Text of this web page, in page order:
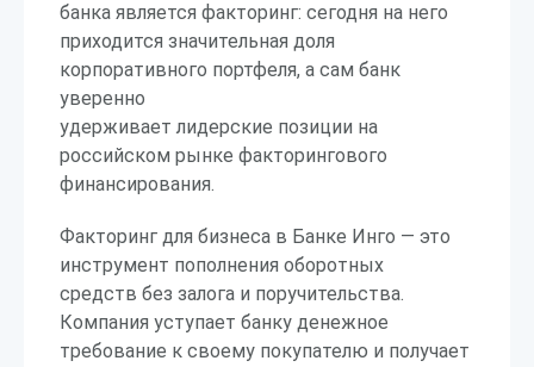
банка является факторинг: сегодня на него
приходится значительная доля
корпоративного портфеля, а сам банк
уверенно
удерживает лидерские позиции на
российском рынке факторингового
финансирования.
Факторинг для бизнеса в Банке Инго — это
инструмент пополнения оборотных
средств без залога и поручительства.
Компания уступает банку денежное
требование к своему покупателю и получает